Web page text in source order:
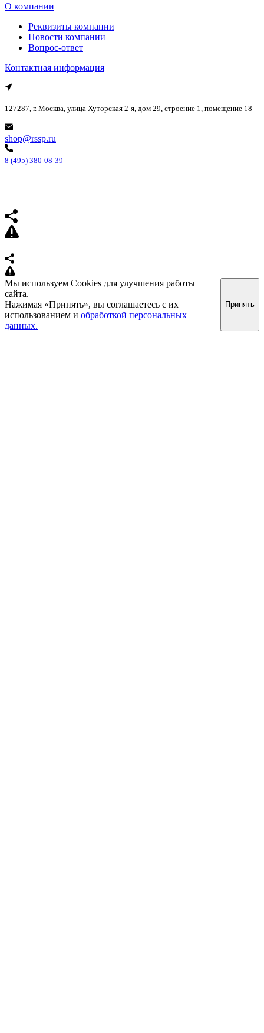
О компании
Реквизиты компании
Новости компании
Вопрос-ответ
Контактная информация
127287, г. Москва, улица Хуторская 2-я, дом 29, строение 1, помещение 18
shop@rssp.ru
8 (495) 380-08-39
Мы используем Cookies для улучшения работы
сайта.
Нажимая «Принять», вы соглашаетесь с их
использованием и обработкой персональных
данных.
Принять